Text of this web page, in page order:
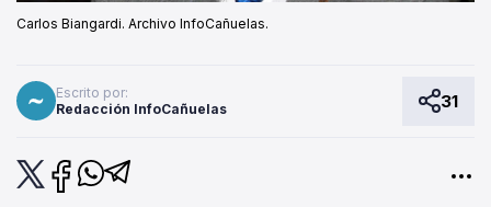
Carlos Biangardi. Archivo InfoCañuelas.
Escrito por:
Redacción InfoCañuelas
31